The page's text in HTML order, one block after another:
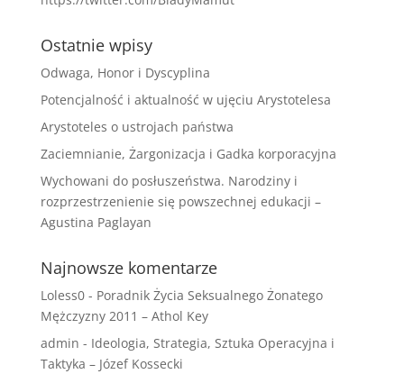
Ostatnie wpisy
Odwaga, Honor i Dyscyplina
Potencjalność i aktualność w ujęciu Arystotelesa
Arystoteles o ustrojach państwa
Zaciemnianie, Żargonizacja i Gadka korporacyjna
Wychowani do posłuszeństwa. Narodziny i
rozprzestrzenienie się powszechnej edukacji –
Agustina Paglayan
Najnowsze komentarze
Loless0- Poradnik Życia Seksualnego Żonatego
Mężczyzny 2011 – Athol Key
admin - Ideologia, Strategia, Sztuka Operacyjna i
Taktyka – Józef Kossecki